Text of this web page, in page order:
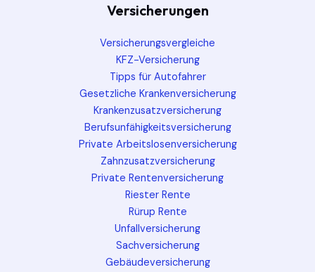
Versicherungen
Versicherungsvergleiche
KFZ-Versicherung
Tipps für Autofahrer
Gesetzliche Krankenversicherung
Krankenzusatzversicherung
Berufsunfähigkeitsversicherung
Private Arbeitslosenversicherung
Zahnzusatzversicherung
Private Rentenversicherung
Riester Rente
Rürup Rente
Unfallversicherung
Sachversicherung
Gebäudeversicherung